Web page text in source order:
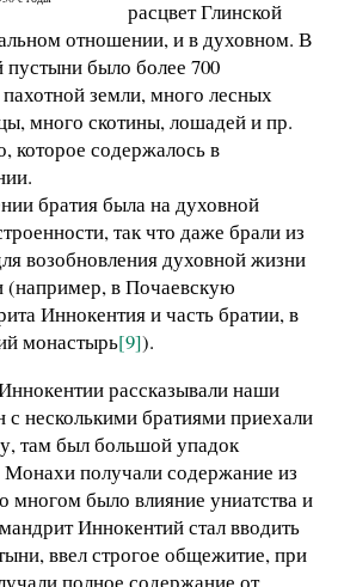
расцвет Глинской
отношении, и в духовном. В
пустыни было более 700
земли, много лесных
много скотины, лошадей и пр.
которое содержалось в
братия была на духовной
так что даже брали из
возобновления духовной жизни
(например, в Почаевскую
Иннокентия и часть братии, в
монастырь[9]).
рассказывали наши
с несколькими братиями приехали
там был большой упадок
получали содержание из
многом было влияние униатства и
Иннокентий стал вводить
ввел строгое общежитие, при